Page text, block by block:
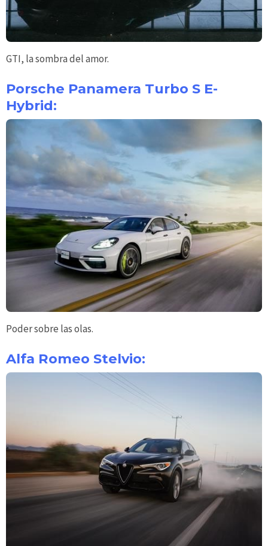
GTI, la sombra del amor.
Porsche Panamera Turbo S E-
Hybrid:
Poder sobre las olas.
Alfa Romeo Stelvio: